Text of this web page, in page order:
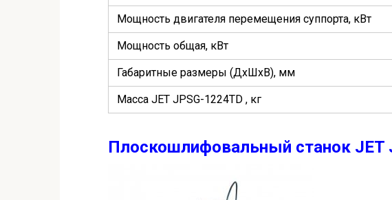
Мощность двигателя перемещения суппорта, кВт
Мощность общая, кВт
Габаритные размеры (ДхШхВ), мм
Масса JET JPSG-1224TD , кг
Плоскошлифовальный станок JET